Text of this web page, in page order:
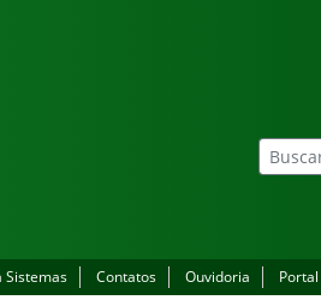
Sistemas Contatos Ouvidoria Portal